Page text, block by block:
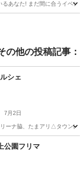
あなた! まだ間に合うイベ
の他の投稿記事：
シェ
7月2日
ーナ脇、たまアリ△タウン
/お祭り マルシェ
公園フリマ